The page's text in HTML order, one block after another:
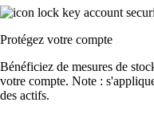
Protégez votre compte
Bénéficiez de mesures de
votre compte. Note :
des actifs.